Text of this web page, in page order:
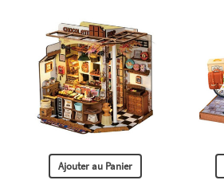
Ajouter au Panier